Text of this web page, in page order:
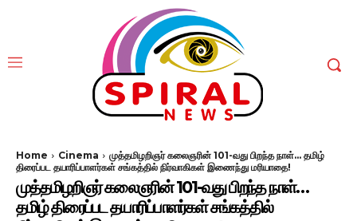
Home Cinema
முத்தமிழறிஞர் கலைஞரின் 101-வது பிறந்த நாள்... தமிழ்
திரைப்பட தயாரிப்பாளர்கள் சங்கத்தில் நிர்வாகிகள் இணைந்து மரியாதை!
முத்தமிழறிஞர் கலைஞரின் 101-வது பிறந்த நாள்…
தமிழ் திரைப்பட தயாரிப்பாளர்கள் சங்கத்தில்